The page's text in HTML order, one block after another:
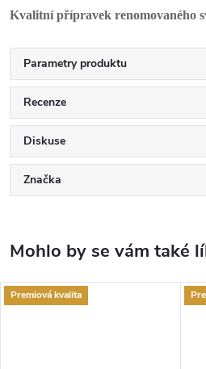
Kvalitní přípravek renomovaného
Parametry produktu
Recenze
Diskuse
Značka
Premiová kvalita